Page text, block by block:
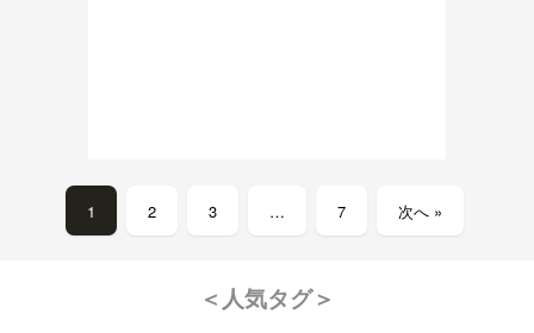
1 2 3 … 7 次へ »
＜人気タグ＞